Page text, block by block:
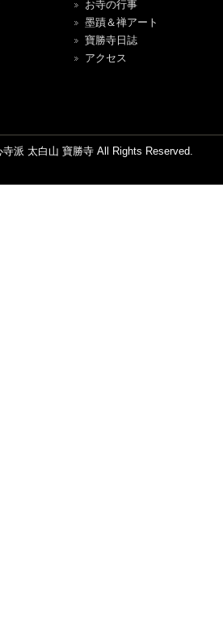
お寺の行事
墨蹟＆禅アート
寶勝寺日誌
アクセス
派 太白山 寶勝寺 All Rights Reserved.